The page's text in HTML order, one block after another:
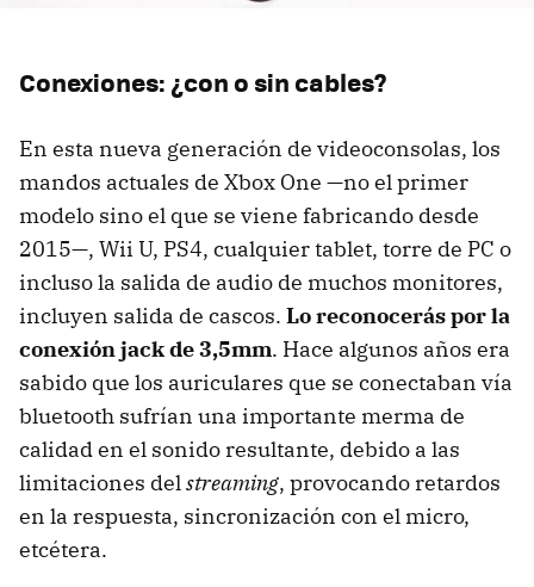
Conexiones: ¿con o sin cables?
En esta nueva generación de videoconsolas, los
mandos actuales de Xbox One —no el primer
modelo sino el que se viene fabricando desde
2015—, Wii U, PS4, cualquier tablet, torre de PC o
incluso la salida de audio de muchos monitores,
incluyen salida de cascos. Lo reconocerás por la
conexión jack de 3,5mm. Hace algunos años era
sabido que los auriculares que se conectaban vía
bluetooth sufrían una importante merma de
calidad en el sonido resultante, debido a las
limitaciones delstreaming, provocando retardos
en la respuesta, sincronización con el micro,
etcétera.